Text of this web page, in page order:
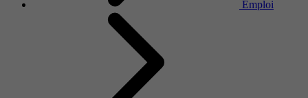
Emploi